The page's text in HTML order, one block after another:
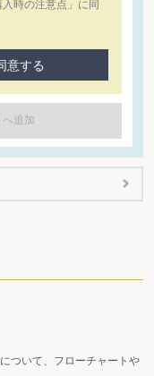
時の注意点」に同
意する
へ追加
ついて、フローチャートや